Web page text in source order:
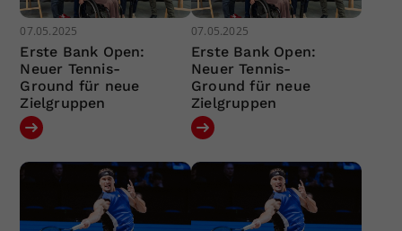
07.05.2025
Erste Bank Open:
Neuer Tennis-
Ground für neue
Zielgruppen
07.05.2025
Erste Bank Open:
Neuer Tennis-
Ground für neue
Zielgruppen